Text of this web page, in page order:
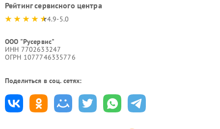
Рейтинг сервисного центра
4.9-5.0
ООО "Русервис"
ИНН 7702633247
ОГРН 1077746335776
Поделиться в соц. сетях: